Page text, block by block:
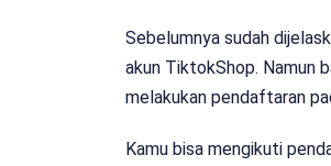
Sebelumnya sudah
akun TiktokShop. Namun
melakukan pendaftaran
Kamu bisa mengikuti